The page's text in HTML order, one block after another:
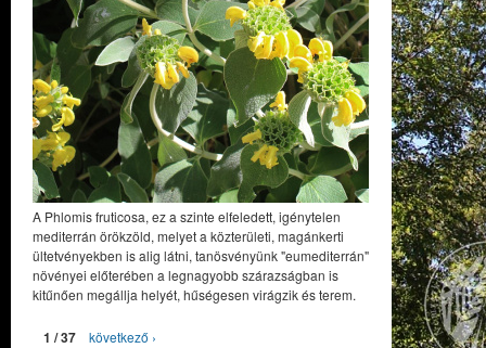
A Phlomis fruticosa, ez a szinte elfeledett, igénytelen
mediterrán örökzöld, melyet a közterületi, magánkerti
ültetvényekben is alig látni, tanösvényünk "eumediterrán"
növényei előterében a legnagyobb szárazságban is
kitűnően megállja helyét, hűségesen virágzik és terem.
1 / 37 következő ›